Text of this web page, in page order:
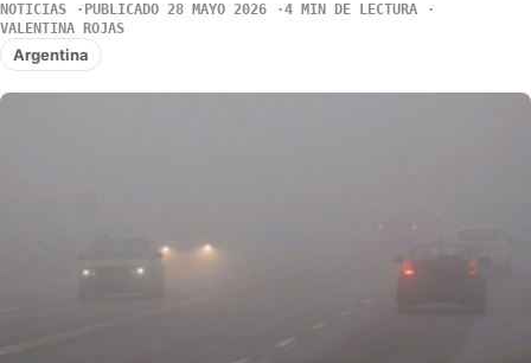
NOTICIAS PUBLICADO 28 MAYO 2026
4 MIN DE LECTURA
VALENTINA ROJAS
Argentina